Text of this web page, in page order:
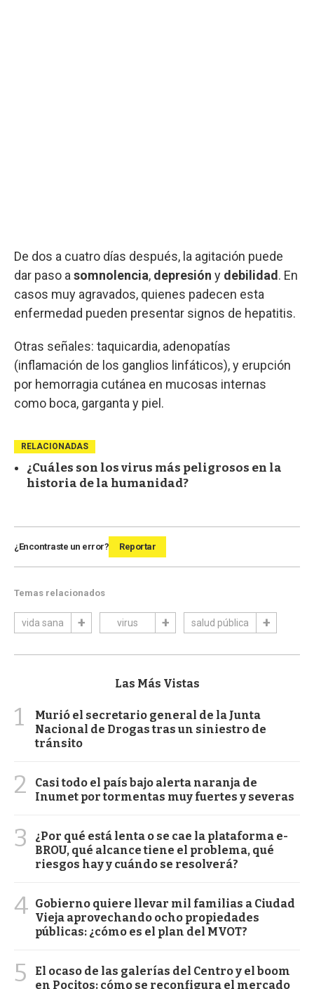
De dos a cuatro días después, la agitación puede
dar paso a somnolencia, depresión y debilidad . En
casos muy agravados, quienes padecen esta
enfermedad pueden presentar signos de hepatitis.
Otras señales: taquicardia, adenopatías
(inflamación de los ganglios linfáticos), y erupción
por hemorragia cutánea en mucosas internas
como boca, garganta y piel.
RELACIONADAS
¿Cuáles son los virus más peligrosos en la
historia de la humanidad?
¿Encontraste un error? Reportar
Temas relacionados
vida sana virus salud pública
Las Más Vistas
1
Murió el secretario general de la Junta
Nacional de Drogas tras un siniestro de
tránsito
2
Casi todo el país bajo alerta naranja de
Inumet por tormentas muy fuertes y severas
3
¿Por qué está lenta o se cae la plataforma e-
BROU, qué alcance tiene el problema, qué
riesgos hay y cuándo se resolverá?
4 Gobierno quiere llevar mil familias a Ciudad
Vieja aprovechando ocho propiedades
públicas: ¿cómo es el plan del MVOT?
5
El ocaso de las galerías del Centro y el boom
en Pocitos: cómo se reconfigura el mercado